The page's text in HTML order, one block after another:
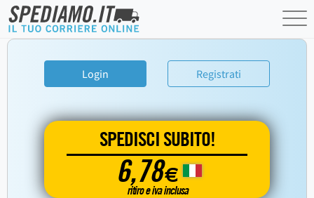
Login Registrati
SPEDISCI SUBITO!
6,78€
ritiro e iva inclusa